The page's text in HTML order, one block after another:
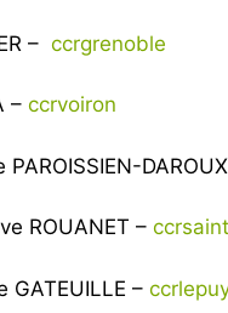
– ccrgrenoble
– ccrvoiron
PAROISSIEN-
ROUANET –
GATEUILLE –